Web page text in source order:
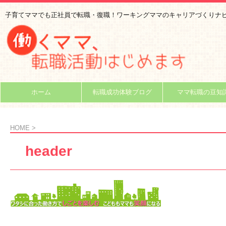
子育てママでも正社員で転職・復職！ワーキングママのキャリアづくりナ
ホーム 転職成功体験ブログ ママ転職の豆知
HOME >
header